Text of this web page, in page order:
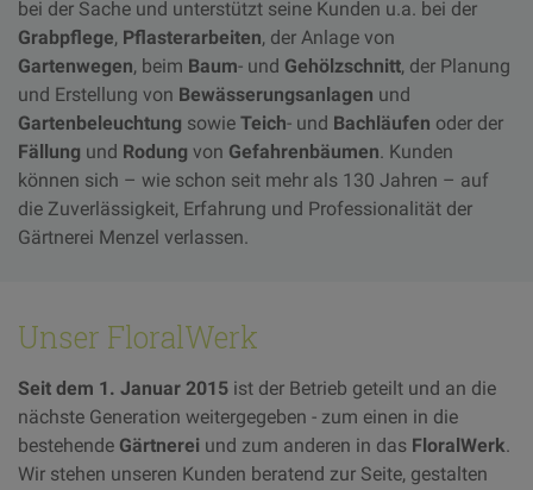
bei der Sache und unterstützt seine Kunden u.a. bei der
Grabpflege, Pflasterarbeiten, der Anlage von
Gartenwegen, beim Baum- und Gehölzschnitt, der Planung
und Erstellung von Bewässerungsanlagen und
Gartenbeleuchtung sowie Teich- und Bachläufen oder der
Fällung und Rodung von Gefahrenbäumen. Kunden
können sich – wie schon seit mehr als 130 Jahren – auf
die Zuverlässigkeit, Erfahrung und Professionalität der
Gärtnerei Menzel verlassen.
Unser FloralWerk
Seit dem 1. Januar 2015 ist der Betrieb geteilt und an die
nächste Generation weitergegeben - zum einen in die
bestehende Gärtnerei und zum anderen in das FloralWerk.
Wir stehen unseren Kunden beratend zur Seite, gestalten